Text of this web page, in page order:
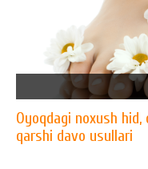
Oyoqdagi noxush
qarshi davo usullari